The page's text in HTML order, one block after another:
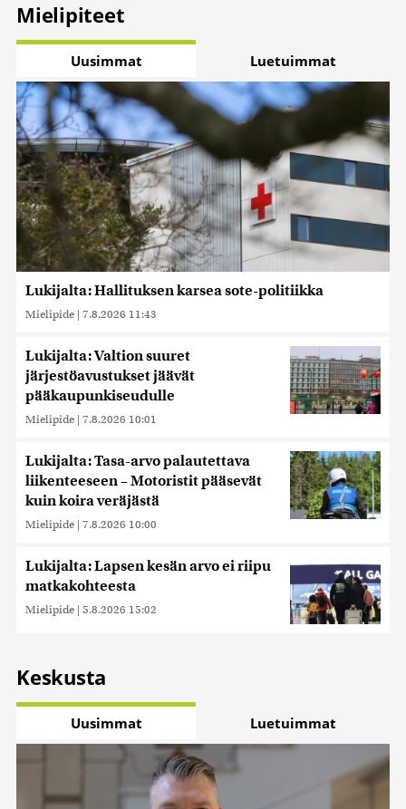
Mielipiteet
Uusimmat Luetuimmat
Lukijalta: Hallituksen karsea sote-politiikka
Mielipide | 7.8.2026 11:43
Lukijalta: Valtion suuret
järjestöavustukset jäävät
pääkaupunkiseudulle
Mielipide | 7.8.2026 10:01
Lukijalta: Tasa-arvo palautettava
liikenteeseen – Motoristit pääsevät
kuin koira veräjästä
Mielipide | 7.8.2026 10:00
Lukijalta: Lapsen kesän arvo ei riipu
matkakohteesta
Mielipide | 5.8.2026 15:02
Keskusta
Uusimmat Luetuimmat